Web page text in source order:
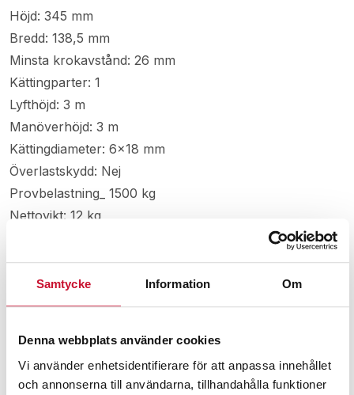
Samtycke Information Om
Denna webbplats använder cookies
Vi använder enhetsidentifierare för att anpassa innehållet
och annonserna till användarna, tillhandahålla funktioner
Höjd: 345 mm
Bredd: 138,5 mm
Minsta krokavstånd: 26 mm
Kättingparter: 1
Lyfthöjd: 3 m
Manöverhöjd: 3 m
Kättingdiameter: 6×18 mm
Överlastskydd: Nej
Provbelastning_ 1500 kg
Nettovikt: 12 kg
Passande lastkrok:VP-243895976
Manual snabblyftblock Gigant